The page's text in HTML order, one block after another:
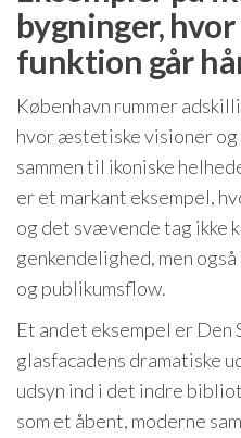
bygninger,
funktion går
København rummer
hvor æstetiske visioner
sammen til ikoniske
er et markant eksempel,
og det svævende tag ikke
genkendelighed, men
og publikumsflow.
Et andet eksempel er Den
glasfacadens dramatiske
udsyn ind i det indre
som et åbent, moderne